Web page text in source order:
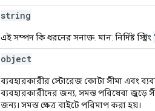
string
এই সম্পদ কি ধরনের সনাক্ত. মান: নির্দিষ্ট স্ট্রিং
object
ব্যবহারকারীর স্টোরেজ কোটা সীমা এবং
ব্যবহারকারীদের জন্য, সমস্ত পরিষেবা জুড়ে
জন্য। সমস্ত ক্ষেত্র বাইটে পরিমাপ করা হয়।